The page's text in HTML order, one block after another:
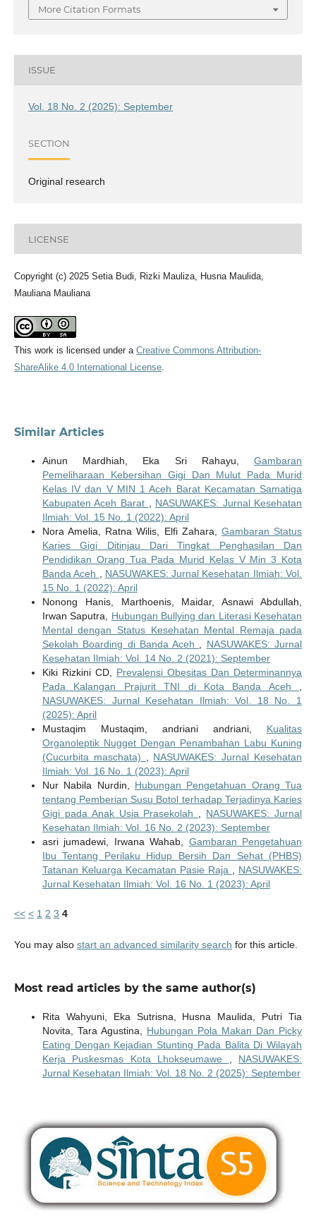
More Citation Formats
ISSUE
Vol. 18 No. 2 (2025): September
SECTION
Original research
LICENSE
Copyright (c) 2025 Setia Budi, Rizki Mauliza, Husna Maulida,
Mauliana Mauliana
This work is licensed under a Creative Commons Attribution-
ShareAlike 4.0 International License.
Similar Articles
Ainun Mardhiah, Eka Sri Rahayu,Gambaran
Pemeliharaan Kebersihan Gigi Dan Mulut Pada Murid
Kelas IV dan V MIN 1 Aceh Barat Kecamatan Samatiga
Kabupaten Aceh Barat
NASUWAKES: Jurnal Kesehatan
Ilmiah: Vol. 15 No. 1 (2022): April
Nora Amelia, Ratna Wilis, Elfi Zahara, Gambaran Status
Karies Gigi Ditinjau Dari Tingkat Penghasilan Dan
Pendidikan Orang Tua Pada Murid Kelas V Min 3 Kota
Banda Aceh
NASUWAKES: Jurnal Kesehatan Ilmiah: Vol.
15 No. 1 (2022): April
Nonong Hanis, Marthoenis, Maidar, Asnawi Abdullah,
Irwan Saputra, Hubungan Bullying dan Literasi Kesehatan
Mental dengan Status Kesehatan Mental Remaja pada
Sekolah Boarding di Banda Aceh
NASUWAKES: Jurnal
Kesehatan Ilmiah: Vol. 14 No. 2 (2021): September
Kiki Rizkini CD, Prevalensi Obesitas Dan Determinannya
Pada Kalangan Prajurit TNI di Kota Banda Aceh
NASUWAKES: Jurnal Kesehatan Ilmiah: Vol. 18 No. 1
(2025): April
Mustaqim Mustaqim, andriani andriani, Kualitas
Organoleptik Nugget Dengan Penambahan Labu Kuning
(Cucurbita maschata)
NASUWAKES: Jurnal Kesehatan
Ilmiah: Vol. 16 No. 1 (2023): April
Nur Nabila Nurdin, Hubungan Pengetahuan Orang Tua
tentang Pemberian Susu Botol terhadap Terjadinya Karies
Gigi pada Anak Usia Prasekolah
NASUWAKES: Jurnal
Kesehatan Ilmiah: Vol. 16 No. 2 (2023): September
asri jumadewi, Irwana Wahab, Gambaran Pengetahuan
Ibu Tentang Perilaku Hidup Bersih Dan Sehat (PHBS)
Tatanan Keluarga Kecamatan Pasie Raja
NASUWAKES:
Jurnal Kesehatan Ilmiah: Vol. 16 No. 1 (2023): April
<< < 1 2 3 4
You may also start an advanced similarity search for this article.
Most read articles by the same author(s)
Rita Wahyuni, Eka Sutrisna, Husna Maulida, Putri Tia
Novita, Tara Agustina, Hubungan Pola Makan Dan Picky
Eating Dengan Kejadian Stunting Pada Balita Di Wilayah
Kerja Puskesmas Kota Lhokseumawe
NASUWAKES:
Jurnal Kesehatan Ilmiah: Vol. 18 No. 2 (2025): September